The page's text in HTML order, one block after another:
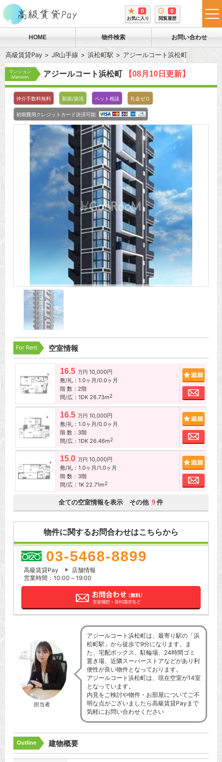
0
お気に入り
0
閲覧履歴
HOME 物件検索 お問い合わせ
高級賃貸Pay JR山手線 浜松町駅 アジールコート浜松町
マンション
Mansion
アジールコート浜松町 【08月10日更新】
仲介手数料無料 新築/築浅 ペット相談 礼金ゼロ
初期費用クレジットカード決済可能
For Rent 空室情報
16.5 万円 10,000円
敷/礼：1.0ヶ月/0.0ヶ月
階 数：2階
間/広：1DK 26.73m2
お問
16.5 万円 10,000円
敷/礼：1.0ヶ月/0.0ヶ月
階 数：3階
間/広：1DK 26.46m2
お問
15.0 万円 10,000円
敷/礼：1.0ヶ月/1.0ヶ月
階 数：3階
間/広：1K 22.71m2
お問
全ての空室情報を表示 その他 9 件
物件に関するお問合わせはこちらから
03-5468-8899
高級賃貸Pay
店舗情報
営業時間：10:00～19:00
担当者
アジールコート浜松町は、最寄り駅の「浜
松町駅」から徒歩で9分になります。ま
た、宅配ボックス、駐輪場、24時間ゴミ
置き場、近隣スーパーストアなどがあり利
便性が良い物件となっております。
アジールコート浜松町は、現在空室が14室
となっています。
内見をご検討や物件・お部屋についてご不
明な点がございましたら高級賃貸Payまで
気軽にお問い合わせください
Outline 建物概要